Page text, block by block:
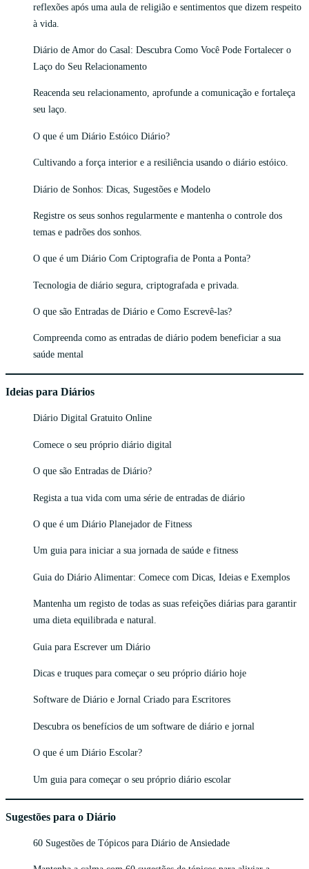
reflexões após uma aula de religião e sentimentos que dizem respeito
à vida.
Diário de Amor do Casal: Descubra Como Você Pode Fortalecer o
Laço do Seu Relacionamento
Reacenda seu relacionamento, aprofunde a comunicação e fortaleça
seu laço.
O que é um Diário Estóico Diário?
Cultivando a força interior e a resiliência usando o diário estóico.
Diário de Sonhos: Dicas, Sugestões e Modelo
Registre os seus sonhos regularmente e mantenha o controle dos
temas e padrões dos sonhos.
O que é um Diário Com Criptografia de Ponta a Ponta?
Tecnologia de diário segura, criptografada e privada.
O que são Entradas de Diário e Como Escrevê-las?
Compreenda como as entradas de diário podem beneficiar a sua
saúde mental
Ideias para Diários
Diário Digital Gratuito Online
Comece o seu próprio diário digital
O que são Entradas de Diário?
Regista a tua vida com uma série de entradas de diário
O que é um Diário Planejador de Fitness
Um guia para iniciar a sua jornada de saúde e fitness
Guia do Diário Alimentar: Comece com Dicas, Ideias e Exemplos
Mantenha um registo de todas as suas refeições diárias para garantir
uma dieta equilibrada e natural.
Guia para Escrever um Diário
Dicas e truques para começar o seu próprio diário hoje
Software de Diário e Jornal Criado para Escritores
Descubra os benefícios de um software de diário e jornal
O que é um Diário Escolar?
Um guia para começar o seu próprio diário escolar
Sugestões para o Diário
60 Sugestões de Tópicos para Diário de Ansiedade